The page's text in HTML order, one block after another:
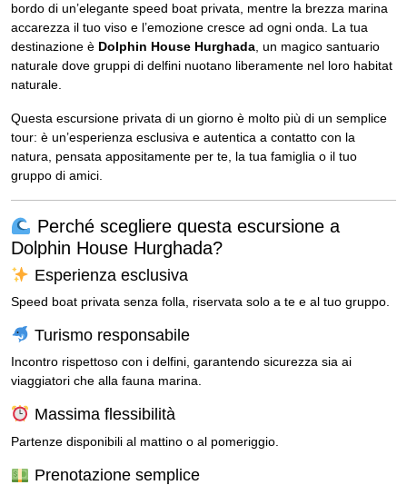
bordo di un’elegante speed boat privata, mentre la brezza marina
accarezza il tuo viso e l’emozione cresce ad ogni onda. La tua
destinazione è Dolphin House Hurghada , un magico santuario
naturale dove gruppi di delfini nuotano liberamente nel loro habitat
naturale.
Questa escursione privata di un giorno è molto più di un semplice
tour: è un’esperienza esclusiva e autentica a contatto con la
natura, pensata appositamente per te, la tua famiglia o il tuo
gruppo di amici.
Perché scegliere questa escursione a
Dolphin House Hurghada?
Esperienza esclusiva
Speed boat privata senza folla, riservata solo a te e al tuo gruppo.
Turismo responsabile
Incontro rispettoso con i delfini, garantendo sicurezza sia ai
viaggiatori che alla fauna marina.
Massima flessibilità
Partenze disponibili al mattino o al pomeriggio.
Prenotazione semplice